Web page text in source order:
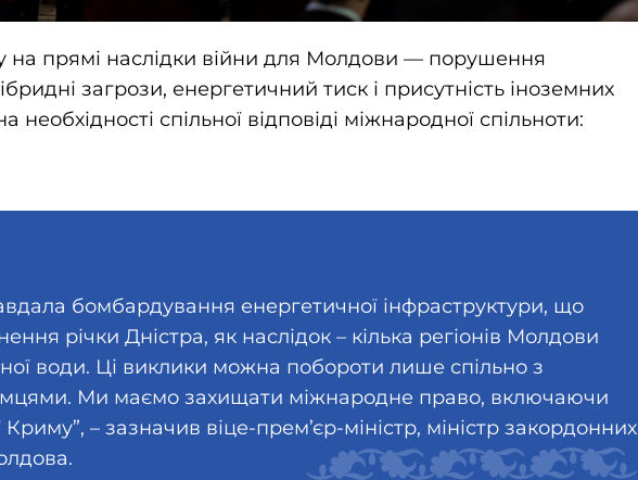
на прямі наслідки війни для Молдови — порушення
загрози, енергетичний тиск і присутність іноземних
необхідності спільної відповіді міжнародної спільноти:
бомбардування енергетичної інфраструктури, що
річки Дністра, як наслідок – кілька регіонів Молдови
води. Ці виклики можна побороти лише спільно з
Ми маємо захищати міжнародне право, включаючи
– зазначив віце-прем’єр-міністр, міністр закордонних